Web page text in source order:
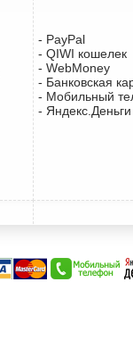
- PayPal
- QIWI кошелек
- WebMoney
- Банковская
- Мобильный
- Яндекс.Деньги